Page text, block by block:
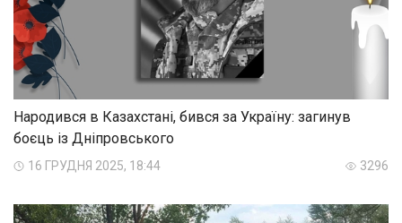
Народився в Казахстані, бився за Україну: загинув
боєць із Дніпровського
16 ГРУДНЯ 2025, 18:44 3296